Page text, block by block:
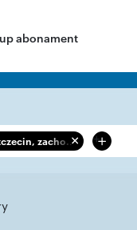
abonament
zacho... +